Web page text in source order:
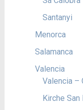
Santanyi
Menorca
Salamanca
Valencia
Valencia –
Kirche San